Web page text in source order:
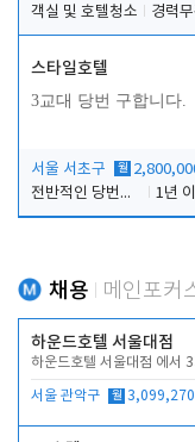
객실 및 호텔청소
경력
스타일호텔
3교대 당번 구합니다.
서울 서초구 월
전반적인 당번업무
1년
채용 메인포커
하운드호텔 서울대점
하운드호텔 서울대점 에서
서울 관악구 월 3,099,270